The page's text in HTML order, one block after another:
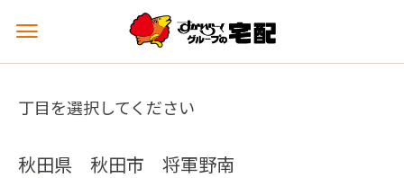
メ
ュ
を
丁目を選択してください
秋田県 秋田市 将軍野南